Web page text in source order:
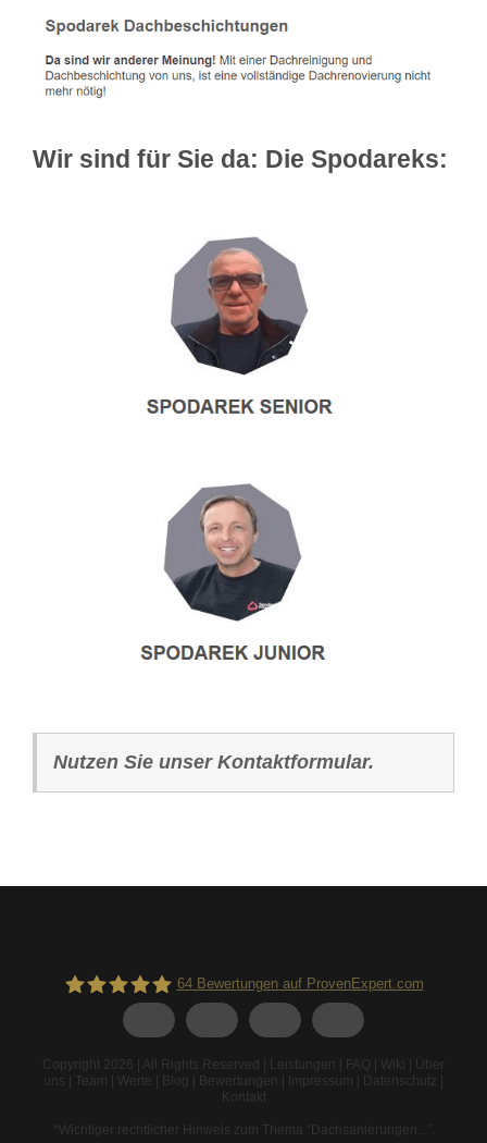
Wir sind für Sie da: Die Spodareks:
Nutzen Sie unser Kontaktformular.
64Bewertungen auf ProvenExpert.com
Copyright 2026 | All Rights Reserved | Leistungen | FAQ | Wiki | Über
uns | Team | Werte | Blog | Bewertungen | Impressum | Datenschutz |
Kontakt
*Wichtiger rechtlicher Hinweis zum Thema “Dachsanierungen...”